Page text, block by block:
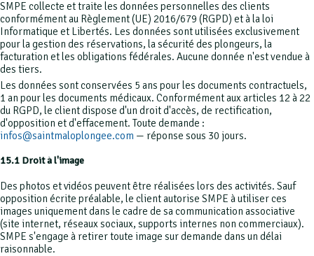
SMPE collecte et traite les données personnelles des clients
conformément au Règlement (UE) 2016/679 (RGPD) et à la loi
Informatique et Libertés. Les données sont utilisées exclusivement
pour la gestion des réservations, la sécurité des plongeurs, la
facturation et les obligations fédérales. Aucune donnée n'est vendue à
des tiers.
Les données sont conservées 5 ans pour les documents contractuels,
1 an pour les documents médicaux. Conformément aux articles 12 à 22
du RGPD, le client dispose d'un droit d'accès, de rectification,
d'opposition et d'effacement. Toute demande :
infos@saintmaloplongee.com — réponse sous 30 jours.
15.1 Droit à l'image
Des photos et vidéos peuvent être réalisées lors des activités. Sauf
opposition écrite préalable, le client autorise SMPE à utiliser ces
images uniquement dans le cadre de sa communication associative
(site internet, réseaux sociaux, supports internes non commerciaux).
SMPE s'engage à retirer toute image sur demande dans un délai
raisonnable.